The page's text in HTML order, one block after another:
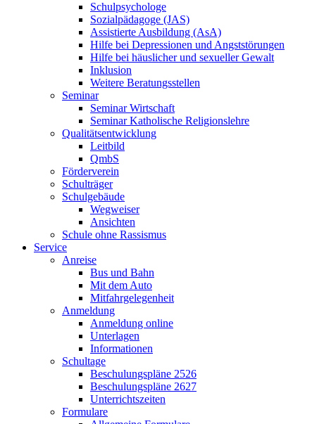
Schulpsychologe
Sozialpädagoge (JAS)
Assistierte Ausbildung (AsA)
Hilfe bei Depressionen und Angststörungen
Hilfe bei häuslicher und sexueller Gewalt
Inklusion
Weitere Beratungsstellen
Seminar
Seminar Wirtschaft
Seminar Katholische Religionslehre
Qualitätsentwicklung
Leitbild
QmbS
Förderverein
Schulträger
Schulgebäude
Wegweiser
Ansichten
Schule ohne Rassismus
Service
Anreise
Bus und Bahn
Mit dem Auto
Mitfahrgelegenheit
Anmeldung
Anmeldung online
Unterlagen
Informationen
Schultage
Beschulungspläne 2526
Beschulungspläne 2627
Unterrichtszeiten
Formulare